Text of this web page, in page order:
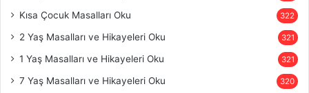
Kısa Çocuk Masalları Oku 322
2 Yaş Masalları ve Hikayeleri Oku 321
1 Yaş Masalları ve Hikayeleri Oku 321
7 Yaş Masalları ve Hikayeleri Oku 320